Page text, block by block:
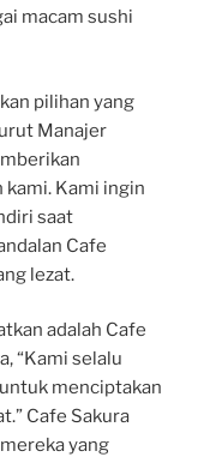
macam sushi
pilihan yang
Manajer
kami. Kami ingin
saat
Cafe
lezat.
adalah Cafe
“Kami selalu
menciptakan
Cafe Sakura
yang